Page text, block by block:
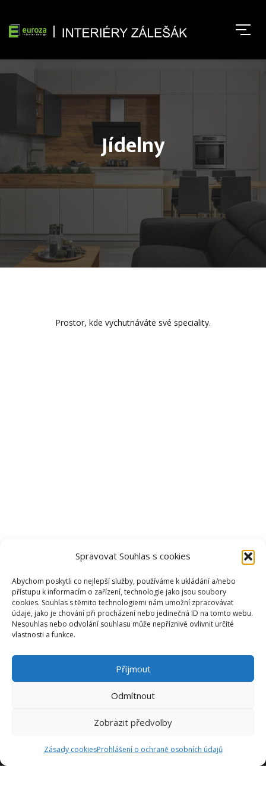
Spravovat Souhlas s cookies
Abychom poskytli co nejlepší služby, používáme k ukládání a/nebo
přístupu k informacím o zařízení, technologie jako jsou soubory
cookies. Souhlas s těmito technologiemi nám umožní zpracovávat
údaje, jako je chování při procházení nebo jedinečná ID na tomto webu.
Nesouhlas nebo odvolání souhlasu může nepříznivě ovlivnit určité
vlastnosti a funkce.
Příjmout
Odmítnout
Zobrazit předvolby
Zásady cookiesProhlášení o ochraně osobních údajů
Jídelny
Prostor, kde vychutnáváte své speciality.